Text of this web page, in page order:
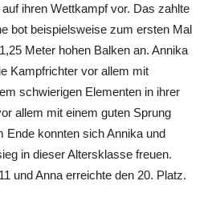
ihren Wettkampf vor. Das zahlte
bot beispielsweise zum ersten Mal
Meter hohen Balken an. Annika
Kampfrichter vor allem mit
schwierigen Elementen in ihrer
allem mit einem guten Sprung
Ende konnten sich Annika und
in dieser Altersklasse freuen.
und Anna erreichte den 20. Platz.